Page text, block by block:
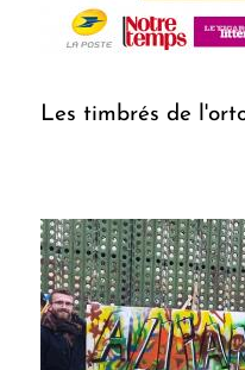
Les timbrés de